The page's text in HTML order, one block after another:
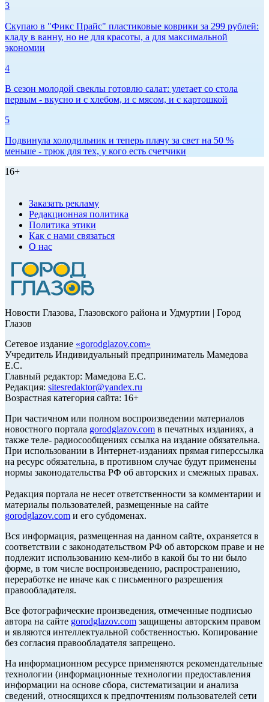
3
Скупаю в "Фикс Прайс" пластиковые коврики за 299 рублей:
кладу в ванну, но не для красоты, а для максимальной
экономии
4
В сезон молодой свеклы готовлю салат: улетает со стола
первым - вкусно и с хлебом, и с мясом, и с картошкой
5
Подвинула холодильник и теперь плачу за свет на 50 %
меньше - трюк для тех, у кого есть счетчики
16+
Заказать рекламу
Редакционная политика
Политика этики
Как с нами связаться
О нас
Новости Глазова, Глазовского района и Удмуртии | Город
Глазов
Сетевое издание «gorodglazov.com»
Учредитель Индивидуальный предприниматель Мамедова
Е.С.
Главный редактор: Мамедова Е.С.
Редакция: sitesredaktor@yandex.ru
Возрастная категория сайта: 16+
При частичном или полном воспроизведении материалов
новостного портала gorodglazov.com в печатных изданиях, а
также теле- радиосообщениях ссылка на издание обязательна.
При использовании в Интернет-изданиях прямая гиперссылка
на ресурс обязательна, в противном случае будут применены
нормы законодательства РФ об авторских и смежных правах.
Редакция портала не несет ответственности за комментарии и
материалы пользователей, размещенные на сайте
gorodglazov.com и его субдоменах.
Вся информация, размещенная на данном сайте, охраняется в
соответствии с законодательством РФ об авторском праве и не
подлежит использованию кем-либо в какой бы то ни было
форме, в том числе воспроизведению, распространению,
переработке не иначе как с письменного разрешения
правообладателя.
Все фотографические произведения, отмеченные подписью
автора на сайте gorodglazov.com защищены авторским правом
и являются интеллектуальной собственностью. Копирование
без согласия правообладателя запрещено.
На информационном ресурсе применяются рекомендательные
технологии (информационные технологии предоставления
информации на основе сбора, систематизации и анализа
сведений, относящихся к предпочтениям пользователей сети